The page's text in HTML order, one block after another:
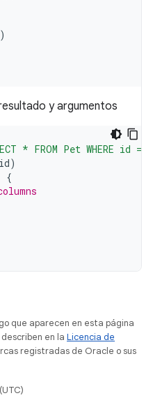
)
y argumentos
* FROM Pet WHERE id =
id)
{
que aparecen en esta página
en la Licencia de
registradas de Oracle o sus